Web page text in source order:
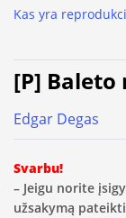
Kas yra
[P] Baleto
Edgar Degas
Svarbu!
– Jeigu norite
užsakymą